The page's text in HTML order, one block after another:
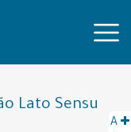
A
Lato Sensu